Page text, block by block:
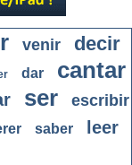
venir
decir
dar cantar
ser escribir
saber leer